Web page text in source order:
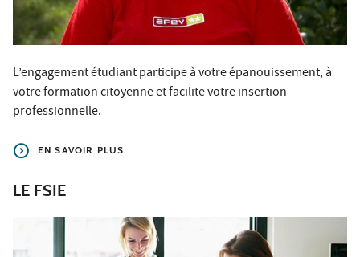
L’engagement étudiant participe à votre épanouissement, à
votre formation citoyenne et facilite votre insertion
professionnelle.
EN SAVOIR PLUS
LE FSIE